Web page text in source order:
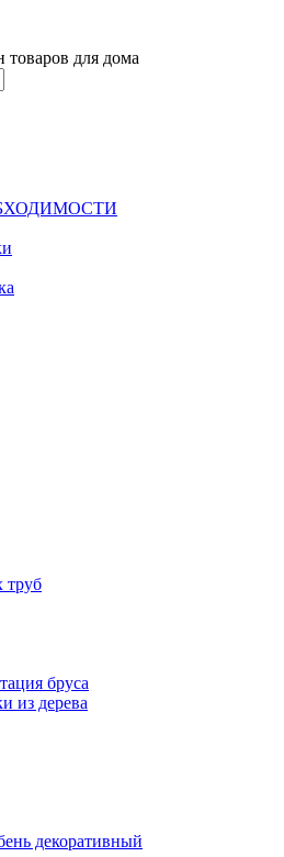
товаров для дома
труб
бруса
из дерева
декоративный